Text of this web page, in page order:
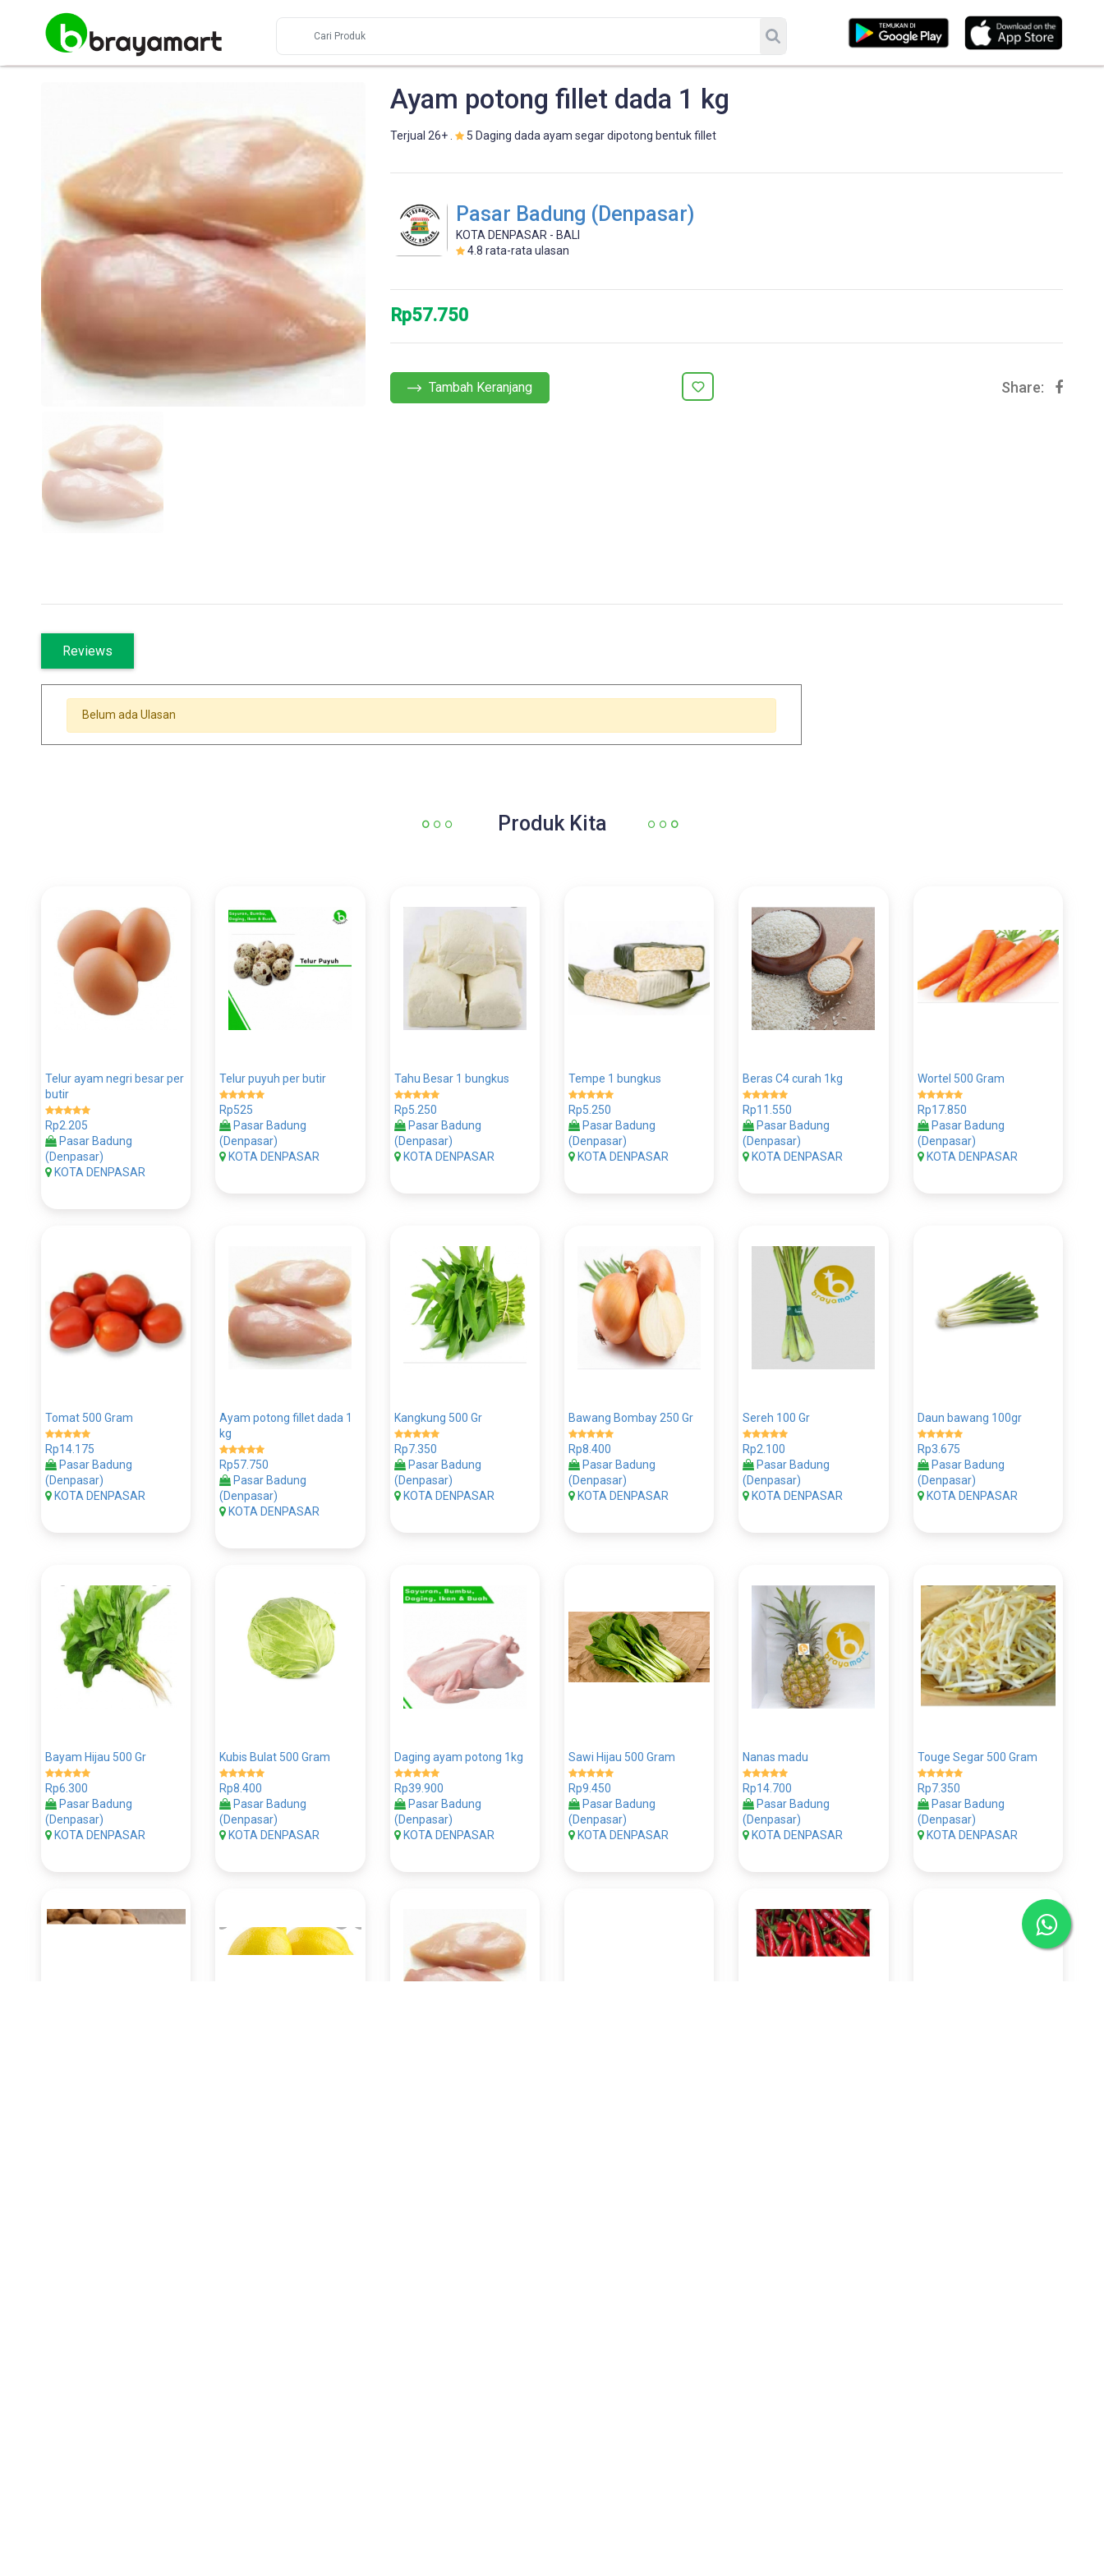
Ayam potong fillet dada 1 kg
Terjual 26+ . 5 Daging dada ayam segar dipotong bentuk fillet
Pasar Badung (Denpasar)
KOTA DENPASAR - BALI
4.8 rata-rata ulasan
Rp57.750
Tambah Keranjang Share:
Reviews
Belum ada Ulasan
Produk Kita
Telur ayam negri besar per
butir
Rp2.205
Pasar Badung
(Denpasar)
KOTA DENPASAR
Telur puyuh per butir
Rp525
Pasar Badung
(Denpasar)
KOTA DENPASAR
Tahu Besar 1 bungkus
Rp5.250
Pasar Badung
(Denpasar)
KOTA DENPASAR
Tempe 1 bungkus
Rp5.250
Pasar Badung
(Denpasar)
KOTA DENPASAR
Beras C4 curah 1kg
Rp11.550
Pasar Badung
(Denpasar)
KOTA DENPASAR
Wortel 500 Gram
Rp17.850
Pasar Badung
(Denpasar)
KOTA DENPASAR
Tomat 500 Gram
Rp14.175
Pasar Badung
(Denpasar)
KOTA DENPASAR
Ayam potong fillet dada 1
kg
Rp57.750
Pasar Badung
(Denpasar)
KOTA DENPASAR
Kangkung 500 Gr
Rp7.350
Pasar Badung
(Denpasar)
KOTA DENPASAR
Bawang Bombay 250 Gr
Rp8.400
Pasar Badung
(Denpasar)
KOTA DENPASAR
Sereh 100 Gr
Rp2.100
Pasar Badung
(Denpasar)
KOTA DENPASAR
Daun bawang 100gr
Rp3.675
Pasar Badung
(Denpasar)
KOTA DENPASAR
Bayam Hijau 500 Gr
Rp6.300
Pasar Badung
(Denpasar)
KOTA DENPASAR
Kubis Bulat 500 Gram
Rp8.400
Pasar Badung
(Denpasar)
KOTA DENPASAR
Daging ayam potong 1kg
Rp39.900
Pasar Badung
(Denpasar)
KOTA DENPASAR
Sawi Hijau 500 Gram
Rp9.450
Pasar Badung
(Denpasar)
KOTA DENPASAR
Nanas madu
Rp14.700
Pasar Badung
(Denpasar)
KOTA DENPASAR
Touge Segar 500 Gram
Rp7.350
Pasar Badung
(Denpasar)
KOTA DENPASAR